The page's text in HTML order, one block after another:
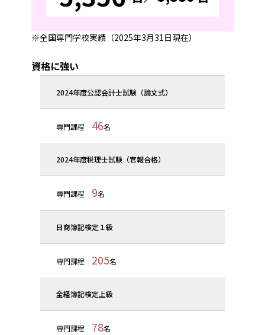
全国専門学校実績（2025年3月31日現在）
資格に強い
2024年度公認会計士試験（論文式）
専門課程 46名
2024年度税理士試験（官報合格）
専門課程 9名
日商簿記検定１級
専門課程 205名
全経簿記検定上級
専門課程 78名